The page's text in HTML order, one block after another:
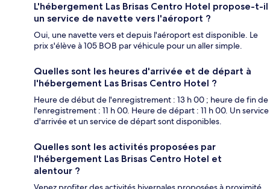
L'hébergement Las Brisas Centro Hotel propose-t-il
un service de navette vers l'aéroport ?
Oui, une navette vers et depuis l'aéroport est disponible. Le
prix s'élève à 105 BOB par véhicule pour un aller simple.
Quelles sont les heures d'arrivée et de départ à
l'hébergement Las Brisas Centro Hotel ?
Heure de début de l'enregistrement : 13 h 00 ; heure de fin de
l'enregistrement : 11 h 00. Heure de départ : 11 h 00. Un service
d'arrivée et un service de départ sont disponibles.
Quelles sont les activités proposées par
l'hébergement Las Brisas Centro Hotel et
alentour ?